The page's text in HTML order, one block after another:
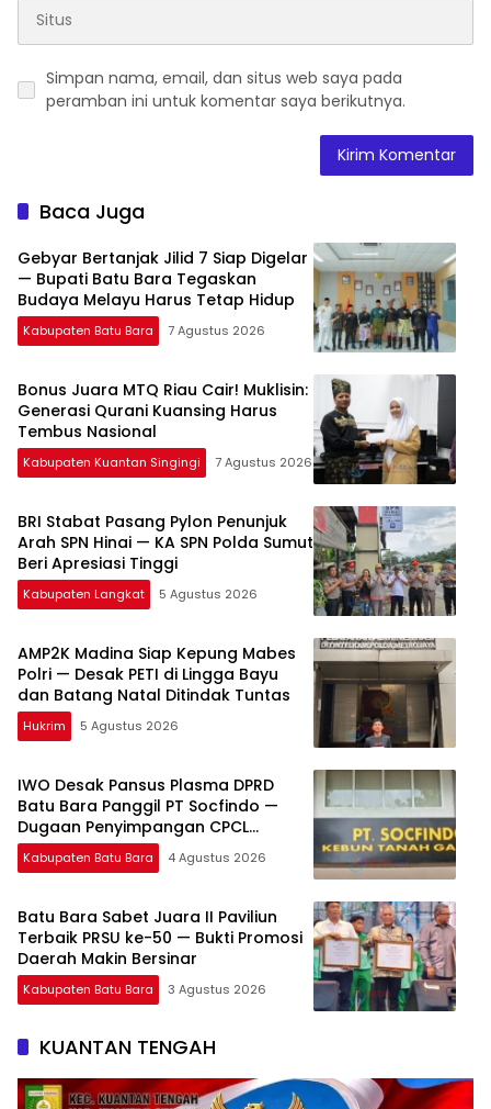
Simpan nama, email, dan situs web saya pada
peramban ini untuk komentar saya berikutnya.
Baca Juga
Gebyar Bertanjak Jilid 7 Siap Digelar
— Bupati Batu Bara Tegaskan
Budaya Melayu Harus Tetap Hidup
Kabupaten Batu Bara 7 Agustus 2026
Bonus Juara MTQ Riau Cair! Muklisin:
Generasi Qurani Kuansing Harus
Tembus Nasional
Kabupaten Kuantan Singingi 7 Agustus 2026
BRI Stabat Pasang Pylon Penunjuk
Arah SPN Hinai — KA SPN Polda Sumut
Beri Apresiasi Tinggi
Kabupaten Langkat 5 Agustus 2026
AMP2K Madina Siap Kepung Mabes
Polri — Desak PETI di Lingga Bayu
dan Batang Natal Ditindak Tuntas
Hukrim 5 Agustus 2026
IWO Desak Pansus Plasma DPRD
Batu Bara Panggil PT Socfindo —
Dugaan Penyimpangan CPCL
Mengemuka
Kabupaten Batu Bara 4 Agustus 2026
Batu Bara Sabet Juara II Paviliun
Terbaik PRSU ke-50 — Bukti Promosi
Daerah Makin Bersinar
Kabupaten Batu Bara 3 Agustus 2026
KUANTAN TENGAH